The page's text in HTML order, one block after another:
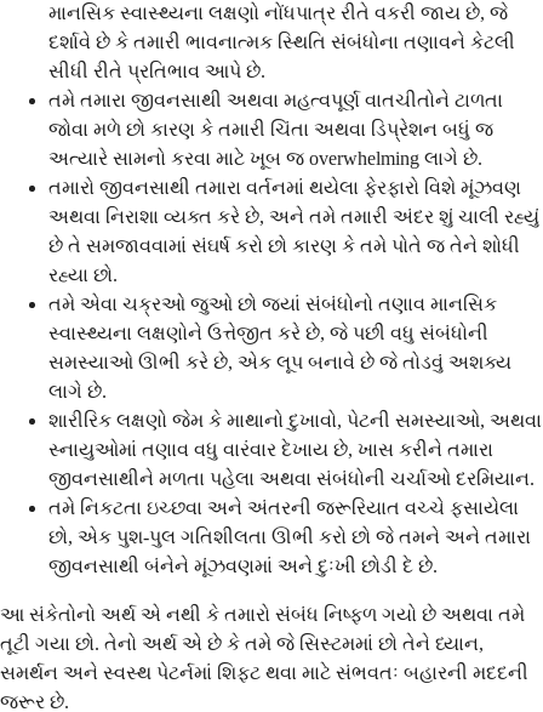
માનસિક સ્વાસ્થ્યના લક્ષણો નોંધપાત્ર રીતે વકરી જાય છે, જે
દર્શાવે છે કે તમારી ભાવનાત્મક સ્થિતિ સંબંધોના તણાવને કેટલી
સીધી રીતે પ્રતિભાવ આપે છે.
તમે તમારા જીવનસાથી અથવા મહત્વપૂર્ણ વાતચીતોને ટાળતા
જોવા મળે છો કારણ કે તમારી ચિંતા અથવા ડિપ્રેશન બધું જ
અત્યારે સામનો કરવા માટે ખૂબ જ overwhelming લાગે છે.
તમારો જીવનસાથી તમારા વર્તનમાં થયેલા ફેરફારો વિશે મૂંઝવણ
અથવા નિરાશા વ્યક્ત કરે છે, અને તમે તમારી અંદર શું ચાલી રહ્યું
છે તે સમજાવવામાં સંઘર્ષ કરો છો કારણ કે તમે પોતે જ તેને શોધી
રહ્યા છો.
તમે એવા ચક્રઓ જુઓ છો જ્યાં સંબંધોનો તણાવ માનસિક
સ્વાસ્થ્યના લક્ષણોને ઉત્તેજીત કરે છે, જે પછી વધુ સંબંધોની
સમસ્યાઓ ઊભી કરે છે, એક લૂપ બનાવે છે જે તોડવું અશક્ય
લાગે છે.
શારીરિક લક્ષણો જેમ કે માથાનો દુખાવો, પેટની સમસ્યાઓ, અથવા
સ્નાયુઓમાં તણાવ વધુ વારંવાર દેખાય છે, ખાસ કરીને તમારા
જીવનસાથીને મળતા પહેલા અથવા સંબંધોની ચર્ચાઓ દરમિયાન.
તમે નિકટતા ઇચ્છવા અને અંતરની જરૂરિયાત વચ્ચે ફસાયેલા
છો, એક પુશ-પુલ ગતિશીલતા ઊભી કરો છો જે તમને અને તમારા
જીવનસાથી બંનેને મૂંઝવણમાં અને દુઃખી છોડી દે છે.
આ સંકેતોનો અર્થ એ નથી કે તમારો સંબંધ નિષ્ફળ ગયો છે અથવા તમે
તૂટી ગયા છો. તેનો અર્થ એ છે કે તમે જે સિસ્ટમમાં છો તેને ધ્યાન,
સમર્થન અને સ્વસ્થ પેટર્નમાં શિફ્ટ થવા માટે સંભવતઃ બહારની મદદની
જરૂર છે.